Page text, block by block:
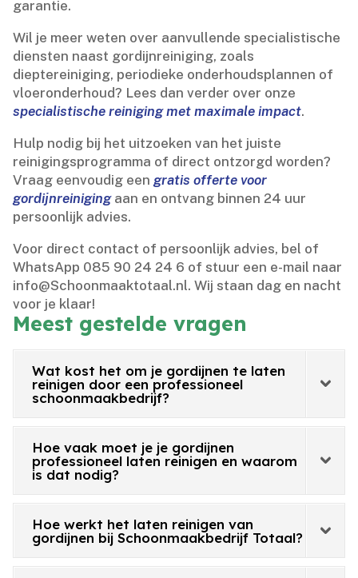
garantie.​
Wil je meer weten over aanvullende specialistische
diensten naast gordijnreiniging, zoals
dieptereiniging, periodieke onderhoudsplannen of
vloeronderhoud? Lees dan verder over onze
specialistische reiniging met maximale impact.​
Hulp nodig bij het uitzoeken van het juiste
reinigingsprogramma of direct ontzorgd worden?
Vraag eenvoudig een gratis offerte voor
gordijnreinigingaan en ontvang binnen 24 uur
persoonlijk advies.​
Voor direct contact of persoonlijk advies, bel of
WhatsApp 085 90 24 24 6 of stuur een e-mail naar
info@Schoonmaaktotaal.​nl.​ Wij staan dag en nacht
voor je klaar!
Meest gestelde vragen
Wat kost het om je gordijnen te laten
reinigen door een professioneel
schoonmaakbedrijf?
Hoe vaak moet je je gordijnen
professioneel laten reinigen en waarom
is dat nodig?
Hoe werkt het laten reinigen van
gordijnen bij Schoonmaakbedrijf Totaal?